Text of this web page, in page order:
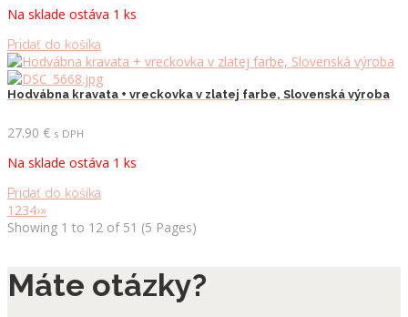
Na sklade ostáva 1 ks
Pridať do košíka
Hodvábna kravata + vreckovka v zlatej farbe, Slovenská výroba
27.90 € s DPH
Na sklade ostáva 1 ks
Pridať do košíka
1 234›»
Showing 1 to 12 of 51 (5 Pages)
Máte otázky?